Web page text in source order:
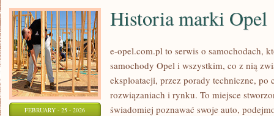
FEBRUARY - 25 - 2026
Historia marki Opel
e-opel.com.pl to serwis o samochodach,
samochody Opel i wszystkim, co z nią
eksploatacji, przez porady techniczne, po
rozwiązaniach i rynku. To miejsce
świadomiej poznawać swoje auto,